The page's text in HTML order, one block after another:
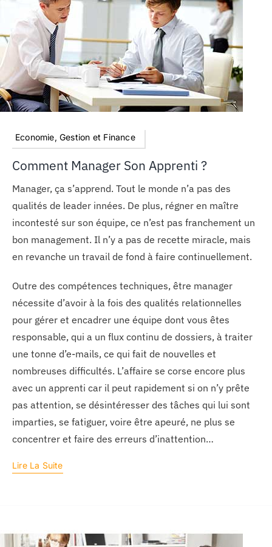
MON COMPTE
PANIER
STUDORIA
Economie, Gestion et Finance
Comment Manager Son Apprenti ?
Manager, ça s’apprend. Tout le monde n’a pas des
qualités de leader innées. De plus, régner en maître
incontesté sur son équipe, ce n’est pas franchement un
bon management. Il n’y a pas de recette miracle, mais
en revanche un travail de fond à faire continuellement.
Outre des compétences techniques, être manager
nécessite d’avoir à la fois des qualités relationnelles
pour gérer et encadrer une équipe dont vous êtes
responsable, qui a un flux continu de dossiers, à traiter
une tonne d’e-mails, ce qui fait de nouvelles et
nombreuses difficultés. L’affaire se corse encore plus
avec un apprenti car il peut rapidement si on n’y prête
pas attention, se désintéresser des tâches qui lui sont
imparties, se fatiguer, voire être apeuré, ne plus se
concentrer et faire des erreurs d’inattention…
Lire La Suite